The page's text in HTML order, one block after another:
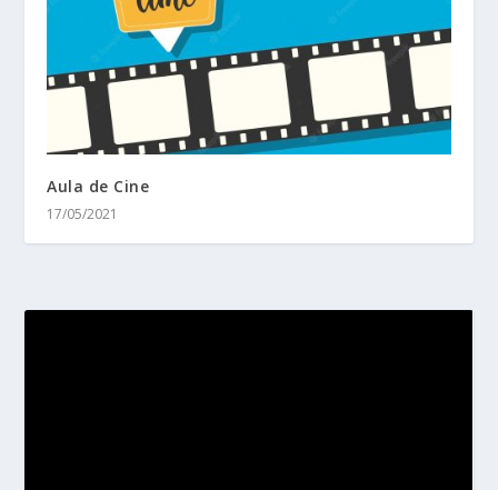
Aula de Cine
17/05/2021